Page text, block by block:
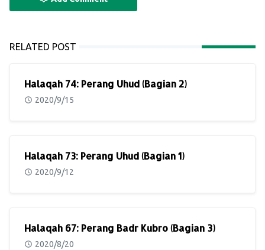
RELATED POST
Halaqah 74: Perang Uhud (Bagian 2)
2020/9/15
Halaqah 73: Perang Uhud (Bagian 1)
2020/9/12
Halaqah 67: Perang Badr Kubro (Bagian 3)
2020/8/20